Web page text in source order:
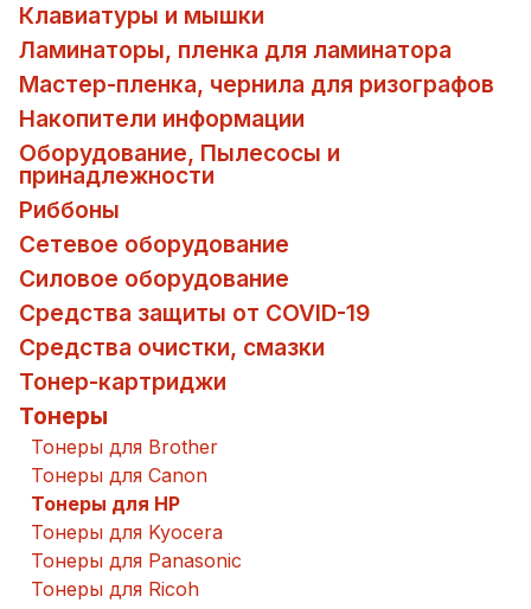
Клавиатуры и мышки
Ламинаторы, пленка для ламинатора
Мастер-пленка, чернила для ризографов
Накопители информации
Оборудование, Пылесосы и
принадлежности
Риббоны
Сетевое оборудование
Силовое оборудование
Средства защиты от COVID-19
Средства очистки, смазки
Тонер-картриджи
Тонеры
Тонеры для Brother
Тонеры для Canon
Тонеры для HP
Тонеры для Kyocera
Тонеры для Panasonic
Тонеры для Ricoh